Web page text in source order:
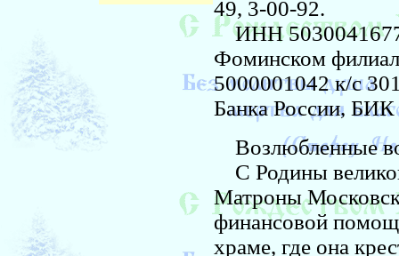
49, 3-00-92.
ИНН 5030041677,
Фоминском
5000001042 к/с
Банка России,
Возлюбленные
С Родины
Матроны
финансовой
храме, где она